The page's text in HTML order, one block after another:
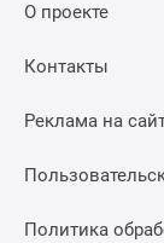
О проекте
Контакты
Реклама на
Политика